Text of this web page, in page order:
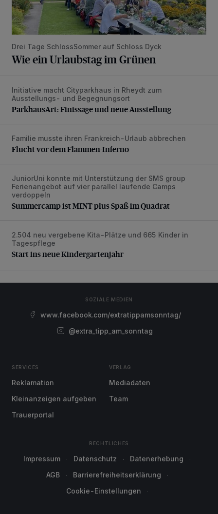
Drei Tage SchlossSommer auf Schloss Dyck
Wie ein Urlaubstag im Grünen
ParkhausArt: Finissage und neue Ausstellung
Initiative macht Cityparkhaus in Rheydt zum
Ausstellungs- und Begegnungsort
ParkhausArt: Finissage und neue Ausstellung
Flucht vor dem Flammen-Inferno
Familie musste ihren Frankreich-Urlaub abbrechen
Flucht vor dem Flammen-Inferno
Summercamp ist MINT plus Spaß im Quadrat
JuniorUni konnte mit Unterstützung der SMS group
Ferienangebot auf vier parallel laufende Camps
verdoppeln
Summercamp ist MINT plus Spaß im Quadrat
Start ins neue Kindergartenjahr
2.504 neu vergebene Kita-Plätze und 665 Kinder in
Tagespflege
Start ins neue Kindergartenjahr
SOZIALE MEDIEN
www.facebook.com/extratippamsonntag/
@extra_tipp_am_sonntag
SERVICES
Reklamation
Kleinanzeigen aufgeben
Trauerportal
VERLAG
Mediadaten
Team
RECHTLICHES
Impressum Datenschutz
Datenerhebung
AGB
Barrierefreiheitserklärung
Cookie-Einstellungen